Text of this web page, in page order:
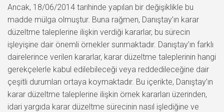
Ancak, 18/06/2014 tarihinde yapılan bir değişiklikle bu
madde mülga olmuştur. Buna rağmen, Danıştay’ın karar
düzeltme taleplerine ilişkin verdiği kararlar, bu sürecin
işleyişine dair önemli örnekler sunmaktadır. Danıştay’ın farklı
dairelerince verilen kararlar, karar düzeltme taleplerinin hangi
gerekçelerle kabul edilebileceği veya reddedileceğine dair
çeşitli durumları ortaya koymaktadır. Bu içerikte, Danıştay’ın
karar düzeltme taleplerine ilişkin örnek kararları üzerinden,
idari yargıda karar düzeltme sürecinin nasıl işlediğine ve